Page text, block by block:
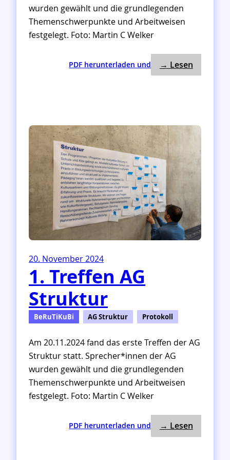
wurden gewählt und die grundlegenden
Themenschwerpunkte und Arbeitweisen
festgelegt. Foto: Martin C Welker
PDF herunterladen und
1
f
e
n
A
G
F
i
n
a
→ Lesen: 1.
20. November 2024
1. Treffen AG
Struktur
BeRuTiKuBi AG Struktur Protokoll
Am 20.11.2024 fand das erste Treffen der AG
Struktur statt. Sprecher*innen der AG
wurden gewählt und die grundlegenden
Themenschwerpunkte und Arbeitweisen
festgelegt. Foto: Martin C Welker
PDF herunterladen und
1
→ Lesen: 1.